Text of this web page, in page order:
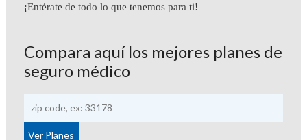
¡Entérate de todo lo que tenemos para ti!
Compara aquí los mejores planes de
seguro médico